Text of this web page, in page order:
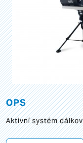
OPS
Aktivní systém